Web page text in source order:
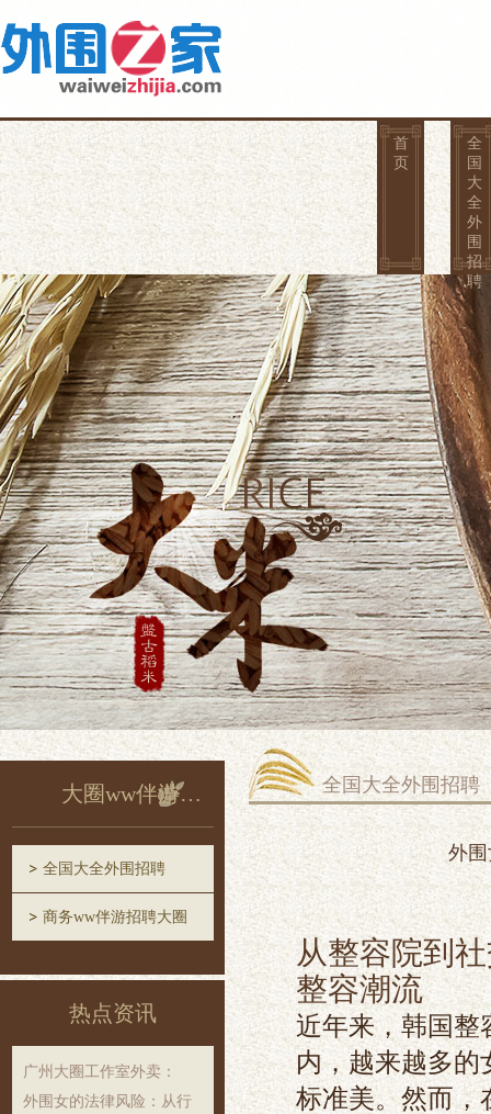
首
页
全
国
大
全
外
围
招
聘
大圈ww伴游招聘
全国大全外围招聘
商务ww伴游招聘大圈
热点资讯
‌广州大圈工作室外卖‌：
外围女的法律风险：从行
全国大全外围招聘
外
从整容院到
整容潮流
近年来，韩国整
内，越来越多
标准美。然而，